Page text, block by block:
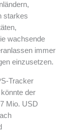
starkes
wachsende
immer
einzusetzen.
Tracker
der
Mio. USD